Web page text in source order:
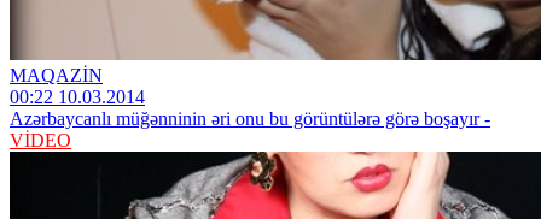
MAQAZİN
00:22 10.03.2014
Azərbaycanlı müğənninin əri onu bu görüntülərə görə boşayır -
VİDEO